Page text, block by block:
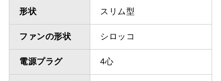
形状 スリム型
ファンの形状 シロッコ
電源プラグ 4心